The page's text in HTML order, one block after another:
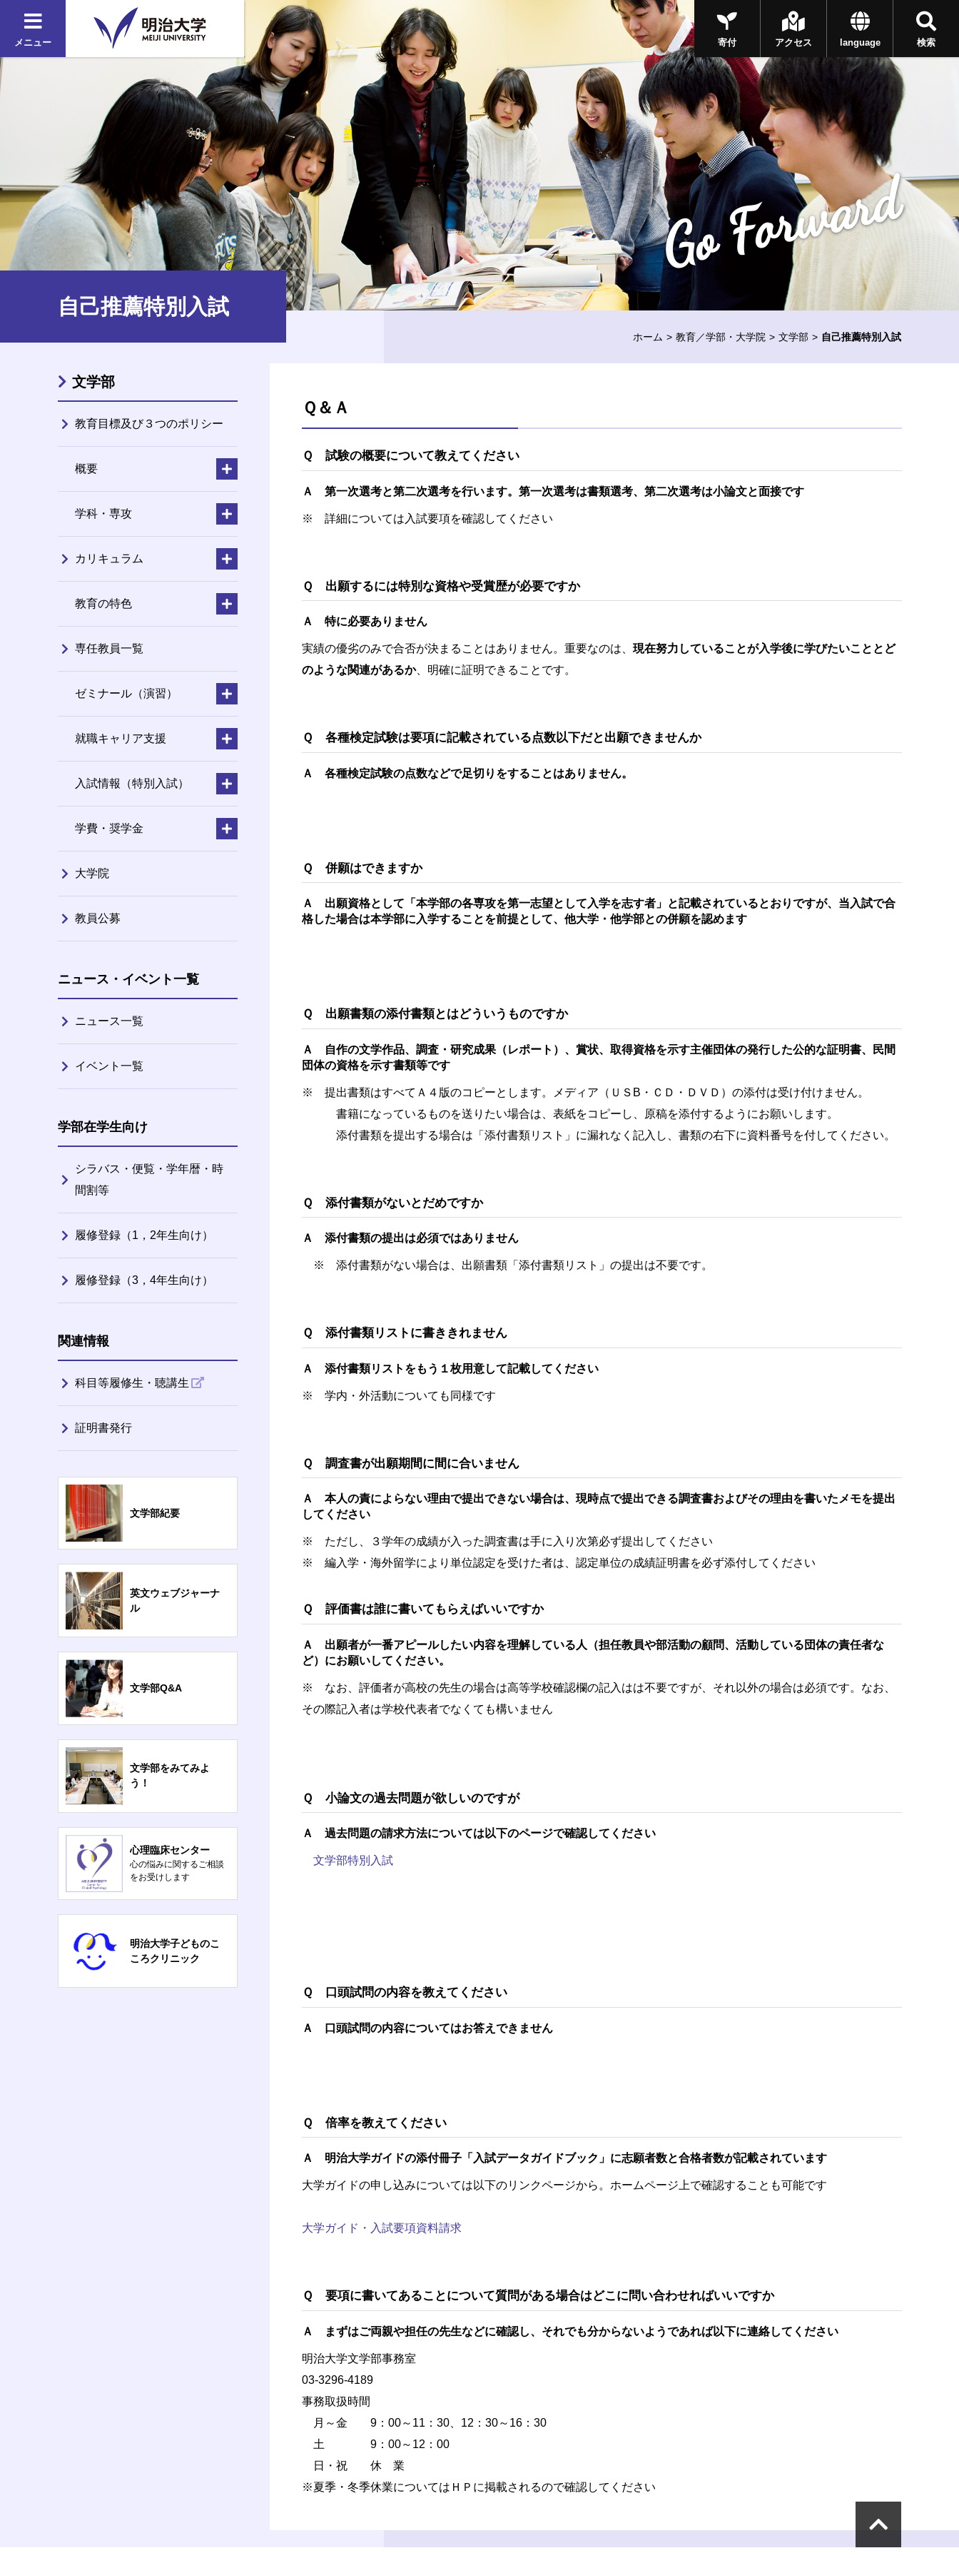
メニュー 検索
language
アクセス
寄付
Go Forward
自己推薦特別入試
ホーム 教育／学部・大学院 文学部 自己推薦特別入試
Ｑ＆Ａ
Ｑ 試験の概要について教えてください
Ａ 第一次選考と第二次選考を行います。第一次選考は書類選考、第二次選考は小論文と面接です
※ 詳細については入試要項を確認してください
Ｑ 出願するには特別な資格や受賞歴が必要ですか
Ａ 特に必要ありません
実績の優劣のみで合否が決まることはありません。重要なのは、現在努力していることが入学後に学びたいこととど
のような関連があるか、明確に証明できることです。
Ｑ 各種検定試験は要項に記載されている点数以下だと出願できませんか
Ａ 各種検定試験の点数などで足切りをすることはありません。
Ｑ 併願はできますか
Ａ 出願資格として「本学部の各専攻を第一志望として入学を志す者」と記載されているとおりですが、当入試で合
格した場合は本学部に入学することを前提として、他大学・他学部との併願を認めます
Ｑ 出願書類の添付書類とはどういうものですか
Ａ 自作の文学作品、調査・研究成果（レポート）、賞状、取得資格を示す主催団体の発行した公的な証明書、民間
団体の資格を示す書類等です
※ 提出書類はすべてＡ４版のコピーとします。メディア（ＵＳB・ＣＤ・ＤＶＤ）の添付は受け付けません。
書籍になっているものを送りたい場合は、表紙をコピーし、原稿を添付するようにお願いします。
添付書類を提出する場合は「添付書類リスト」に漏れなく記入し、書類の右下に資料番号を付してください。
Ｑ 添付書類がないとだめですか
Ａ 添付書類の提出は必須ではありません
※ 添付書類がない場合は、出願書類「添付書類リスト」の提出は不要です。
Ｑ 添付書類リストに書ききれません
Ａ 添付書類リストをもう１枚用意して記載してください
※ 学内・外活動についても同様です
Ｑ 調査書が出願期間に間に合いません
Ａ 本人の責によらない理由で提出できない場合は、現時点で提出できる調査書およびその理由を書いたメモを提出
してください
※ ただし、３学年の成績が入った調査書は手に入り次第必ず提出してください
※ 編入学・海外留学により単位認定を受けた者は、認定単位の成績証明書を必ず添付してください
Ｑ 評価書は誰に書いてもらえばいいですか
Ａ 出願者が一番アピールしたい内容を理解している人（担任教員や部活動の顧問、活動している団体の責任者な
ど）にお願いしてください。
※ なお、評価者が高校の先生の場合は高等学校確認欄の記入はは不要ですが、それ以外の場合は必須です。なお、
その際記入者は学校代表者でなくても構いません
Ｑ 小論文の過去問題が欲しいのですが
Ａ 過去問題の請求方法については以下のページで確認してください
文学部特別入試
Ｑ 口頭試問の内容を教えてください
Ａ 口頭試問の内容についてはお答えできません
Ｑ 倍率を教えてください
Ａ 明治大学ガイドの添付冊子「入試データガイドブック」に志願者数と合格者数が記載されています
大学ガイドの申し込みについては以下のリンクページから。ホームページ上で確認することも可能です
大学ガイド・入試要項資料請求
Ｑ 要項に書いてあることについて質問がある場合はどこに問い合わせればいいですか
Ａ まずはご両親や担任の先生などに確認し、それでも分からないようであれば以下に連絡してください
明治大学文学部事務室
03-3296-4189
事務取扱時間
月～金 9：00～11：30、12：30～16：30
土 9：00～12：00
日・祝 休 業
※夏季・冬季休業についてはＨＰに掲載されるので確認してください
文学部
教育目標及び３つのポリシー
概要
学科・専攻
カリキュラム
教育の特色
専任教員一覧
ゼミナール（演習）
就職キャリア支援
入試情報（特別入試）
学費・奨学金
大学院
教員公募
ニュース・イベント一覧
ニュース一覧
イベント一覧
学部在学生向け
シラバス・便覧・学年暦・時
間割等
履修登録（1，2年生向け）
履修登録（3，4年生向け）
関連情報
科目等履修生・聴講生
証明書発行
文学部紀要
英文ウェブジャーナ
ル
文学部Q&A
文学部をみてみよ
う！
心理臨床センター
心の悩みに関するご相談
をお受けします
明治大学子どものこ
ころクリニック